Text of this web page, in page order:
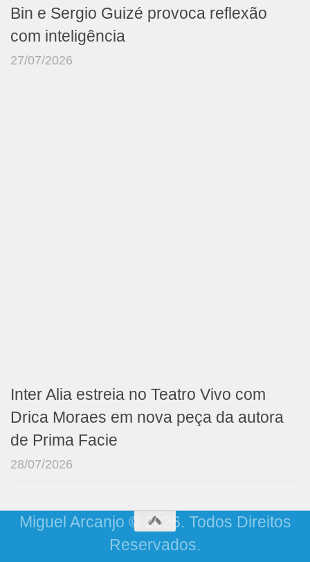
Bin e Sergio Guizé provoca reflexão
com inteligência
27/07/2026
Inter Alia estreia no Teatro Vivo com
Drica Moraes em nova peça da autora
de Prima Facie
28/07/2026
Miguel Arcanjo © 2026. Todos Direitos
Reservados.